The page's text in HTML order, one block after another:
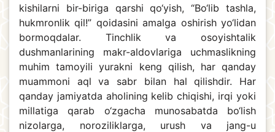
kishilarni bir-biriga qarshi qo‘yish, “Bo‘lib tashla,
hukmronlik qil!” qoidasini amalga oshirish yo‘lidan
bormoqdalar. Tinchlik va osoyishtalik
dushmanlarining makr-aldovlariga uchmaslikning
muhim tamoyili yurakni keng qilish, har qanday
muammoni aql va sabr bilan hal qilishdir. Har
qanday jamiyatda aholining kelib chiqishi, irqi yoki
millatiga qarab o‘zgacha munosabatda bo‘lish
nizolarga, noroziliklarga, urush va jang-u